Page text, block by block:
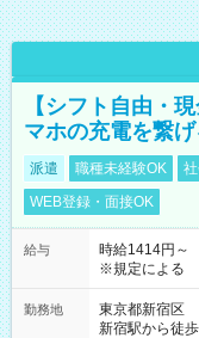
【シフト自由・
マホの充電を繋げ
派遣 職種未経験OK
WEB登録・面接OK
給与
時給1414円
※規定による
勤務地
東京都新宿区
新宿駅から徒歩